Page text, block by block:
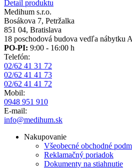
Detail produktu
Medihum s.r.o.
Bosákova 7, Petržalka
851 04, Bratislava
18 poschodová budova vedľa nábytku
PO-PI: 9:00 - 16:00 h
Telefón:
02/62 41 31 72
02/62 41 41 73
02/62 41 41 72
Mobil:
0948 951 910
E-mail:
info@medihum.sk
Nakupovanie
Všeobecné obchodné
Reklamačný poriadok
Dokumenty na stiahnutie